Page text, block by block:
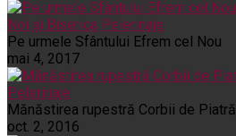
Noi și Biserica Pelerinaje
Pe urmele Sfântului Efrem cel Nou
mai 4, 2017
Pelerinaje
Mănăstirea rupestră Corbii de Piatră
oct. 2, 2016